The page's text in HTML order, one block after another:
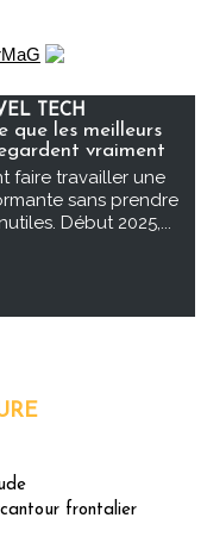
TECH
que les meilleurs
vraiment
faire travailler une
sans prendre
Début 2025,...
frontalier